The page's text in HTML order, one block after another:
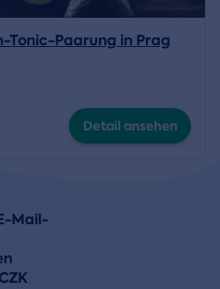
Tonic-Paarung in Prag
Detail ansehen
Mail-